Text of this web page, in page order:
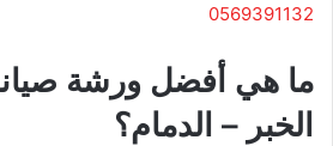
0569391132
ما هي أفضل ورشة
الخبر – الدمام؟